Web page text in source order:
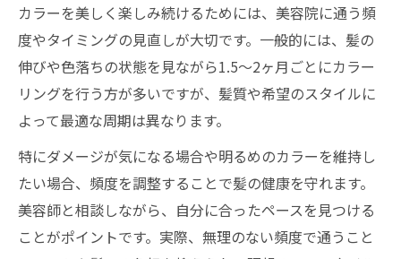
カラーを美しく楽しみ続けるためには、美容院に通う頻
度やタイミングの見直しが大切です。一般的には、髪の
伸びや色落ちの状態を見ながら1.5〜2ヶ月ごとにカラー
リングを行う方が多いですが、髪質や希望のスタイルに
よって最適な周期は異なります。
特にダメージが気になる場合や明るめのカラーを維持し
たい場合、頻度を調整することで髪の健康を守れます。
美容師と相談しながら、自分に合ったペースを見つける
ことがポイントです。実際、無理のない頻度で通うこと